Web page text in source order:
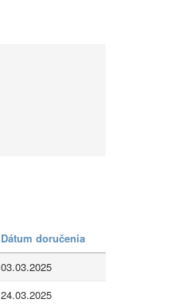
Dátum doručenia
03.03.2025
24.03.2025